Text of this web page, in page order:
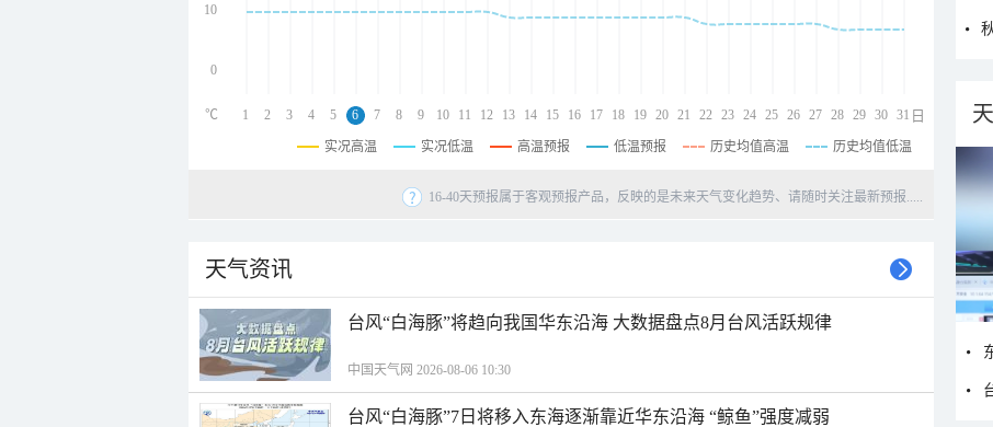
10
0
1 2 3 4 5 6 7 8 9 10 11 12 13 14 15 16 17 18 19 20 21 22 23 24 25 26 27 28 29 30 31
℃ 日
实况高温 实况低温 高温预报 低温预报 历史均值高温 历史均值低温
16-40天预报属于客观预报产品，反映的是未来天气变化趋势、请随时关注最新预报.....
天气资讯
台风“白海豚”将趋向我国华东沿海 大数据盘点8月台风活跃规律
中国天气网 2026-08-06 10:30
台风“白海豚”7日将移入东海逐渐靠近华东沿海 “鲸鱼”强度减弱